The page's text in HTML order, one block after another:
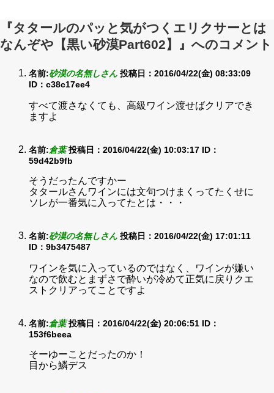
『タタールのパッと気がつくエリクサーとは
なんぞや【黒い砂漠Part602】』へのコメント
名前:砂漠の名無しさん 投稿日：2016/04/22(金) 08:33:09
ID：c38c17ee4
すべて渡さなくても、高級ワイン渡せばクリアでき
ますよ
名前:倉葉 投稿日：2016/04/22(金) 10:03:17 ID：
59d42b9fb
そうだったんですかー
タタールさんワインには文句つけまくってたくせに
ソレが一番気に入ってたとは・・・
名前:砂漠の名無しさん 投稿日：2016/04/22(金) 17:01:11
ID：9b3475487
ワインを気に入っているのではなく、ワインが嫌い
なので飲むとまずさで酔いが冷めて正気に戻りクエ
ストクリアってことですよ
名前:倉葉 投稿日：2016/04/22(金) 20:06:51 ID：
153f6beea
そーゆーことだったのか！
目から鱗デス